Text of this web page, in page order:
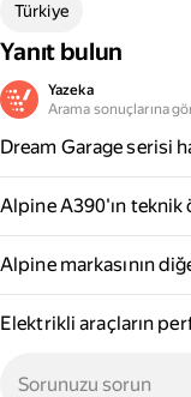
Türkiye
Yanıt bulun
Yazeka
Arama sonuçlarına
Dream Garage serisi
Alpine A390'ın teknik
Alpine markasının
Elektrikli araçların